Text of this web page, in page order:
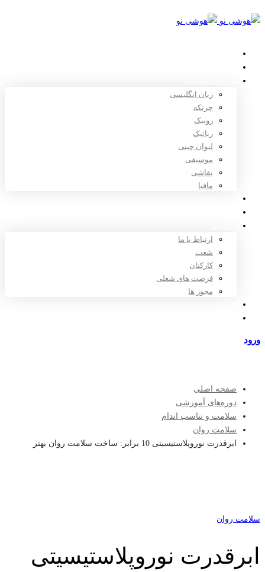
زبان انگلیسی
چرتکه
روبیک
رباتیک
لیوان چینی
موسیقی
نقاشی
مافیا
ارتباط با ما
شعب
کارکنان
فرصت های شغلی
مجوز ها
ورود
صفحه اصلی
دوره‌های آموزشی
سلامت و تناسب اندام
سلامت روان
ابرقدرت نوروپلاستیسیتی 10 برابر: ساخت سلامت روان بهتر
سلامت روان
ابرقدرت نوروپلاستیسیتی